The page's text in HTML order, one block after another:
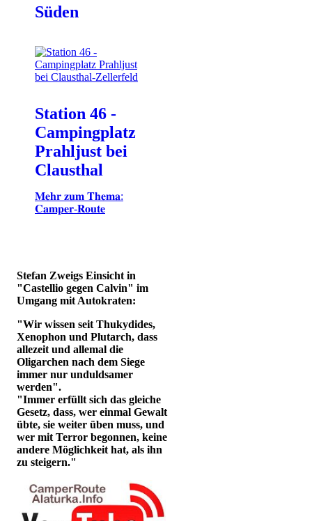
Süden
Station 46 -
Campingplatz
Prahljust bei
Clausthal
𝐌𝐞𝐡𝐫 𝐳𝐮𝐦 𝐓𝐡𝐞𝐦𝐚:
𝐂𝐚𝐦𝐩𝐞𝐫-𝐑𝐨𝐮𝐭𝐞
Stefan Zweigs Einsicht in
"Castellio gegen Calvin" im
Umgang mit Autokraten:
"Wir wissen seit Thukydides,
Xenophon und Plutarch, dass
allezeit und allemal die
Oligarchen nach dem Siege
immer nur unduldsamer
werden".
"Immer erfüllt sich das gleiche
Gesetz, dass, wer einmal Gewalt
übte, sie weiter üben muss, und
wer mit Terror begonnen, keine
andere Möglichkeit hat, als ihn
zu steigern."